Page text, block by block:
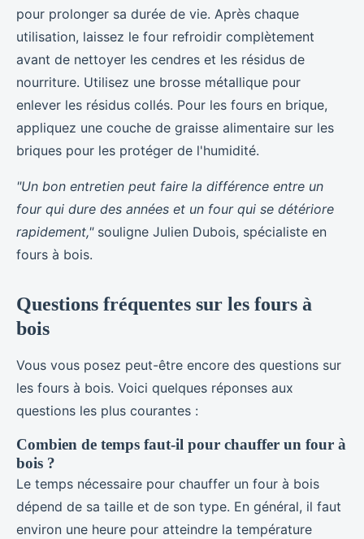
pour prolonger sa durée de vie. Après chaque
utilisation, laissez le four refroidir complètement
avant de nettoyer les cendres et les résidus de
nourriture. Utilisez une brosse métallique pour
enlever les résidus collés. Pour les fours en brique,
appliquez une couche de graisse alimentaire sur les
briques pour les protéger de l'humidité.
"Un bon entretien peut faire la différence entre un
four qui dure des années et un four qui se détériore
rapidement,"souligne Julien Dubois, spécialiste en
fours à bois.
Questions fréquentes sur les fours à
bois
Vous vous posez peut-être encore des questions sur
les fours à bois. Voici quelques réponses aux
questions les plus courantes :
Combien de temps faut-il pour chauffer un four à
bois ?
Le temps nécessaire pour chauffer un four à bois
dépend de sa taille et de son type. En général, il faut
environ une heure pour atteindre la température